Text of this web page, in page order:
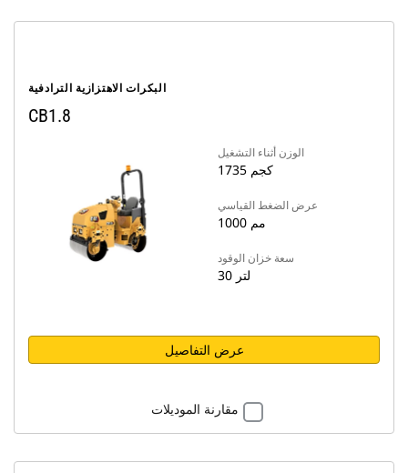
البكرات الاهتزازية الترادفية
CB1.8
الوزن أثناء التشغيل
1735 كجم
عرض الضغط القياسي
1000 مم
سعة خزان الوقود
30 لتر
عرض التفاصيل
مقارنة الموديلات